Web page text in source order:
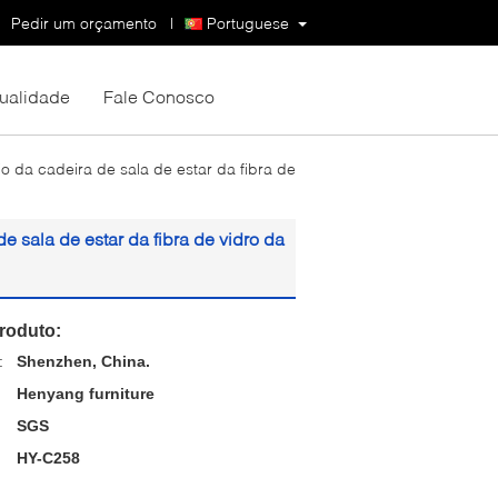
Portuguese
Pedir um orçamento |
Fale Conosco
da cadeira de sala de estar da fibra de
sala de estar da fibra de vidro da
Shenzhen, China.
Henyang furniture
SGS
HY-C258